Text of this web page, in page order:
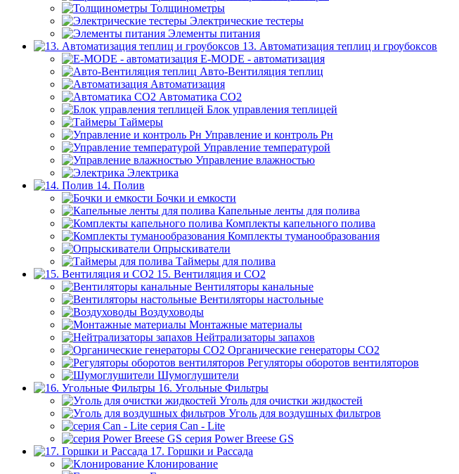
Толщинометры
Электрические тестеры
Элементы питания
13. Автоматизация теплиц и гроубоксов
E-MODE - автоматизация
Авто-Вентиляция теплиц
Автоматизация
Автоматика СО2
Блок управления теплицей
Таймеры
Управление и контроль Рн
Управление температурой
Управление влажностью
Электрика
14. Полив
Бочки и емкости
Капельные ленты для полива
Комплекты капельного полива
Комплекты туманообразования
Опрыскиватели
Таймеры для полива
15. Вентиляция и CO2
Вентиляторы канальные
Вентиляторы настольные
Воздуховоды
Монтажные материалы
Нейтрализаторы запахов
Органические генераторы СО2
Регуляторы оборотов вентиляторов
Шумоглушители
16. Угольные Фильтры
Уголь для очистки жидкостей
Уголь для воздушных фильтров
серия Can - Lite
серия Power Breese GS
17. Горшки и Рассада
Клонирование